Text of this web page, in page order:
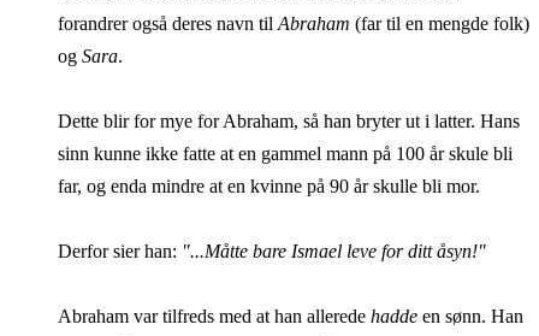
forandrer også deres navn til Abraham (far til en mengde folk)
og Sara.
Dette blir for mye for Abraham, så han bryter ut i latter. Hans
sinn kunne ikke fatte at en gammel mann på 100 år skule bli
far, og enda mindre at en kvinne på 90 år skulle bli mor.
Derfor sier han: "...Måtte bare Ismael leve for ditt åsyn!"
Abraham var tilfreds med at han allerede hadde en sønn. Han